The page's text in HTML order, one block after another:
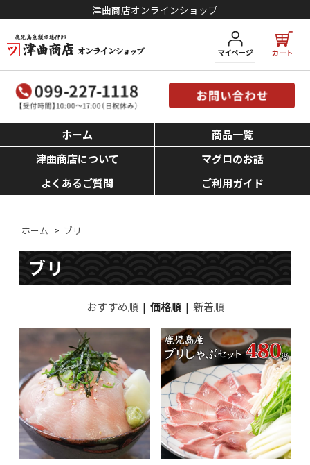
津曲商店オンラインショップ
ホーム
商品一覧
津曲商店について
マグロのお話
よくあるご質問
ご利用ガイド
ホーム > ブリ
ブリ
おすすめ順 | 価格順| 新着順